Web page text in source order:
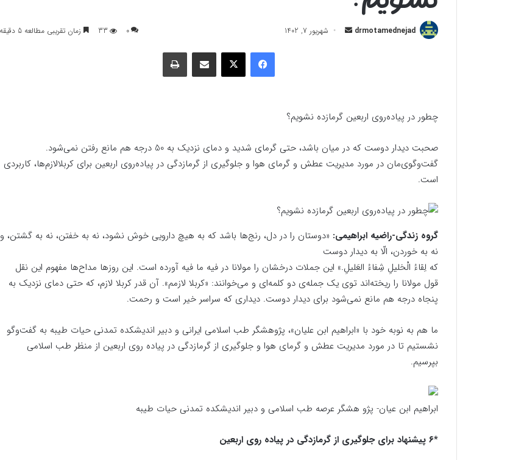
drmotamednejad
ارسال شهریور 7, 1402 0
33 زمان تقریبی مطالعه 5 دقیقه
فیسبوک ایکس اشتراک گذاری با ایمیل چاپ
چطور در پیاده‌روی اربعین گرمازده نشویم؟
صحبت دیدار دوست که در میان باشد، حتی گرمای شدید و دمای نزدیک به 50 درجه هم مانع رفتن نمی‌شود.
گفت‌وگوی‌مان در مورد مدیریت عطش و گرمای هوا و جلوگیری از گرمازدگی در پیاده‌روی اربعین برای کربلالازم‌ها، کاربردی
است.
گروه زندگی-راضیه ابراهیمی: «دوستان را در دل، رنج‌ها باشد که به هیچ دارویی خوش نشود، نه به خفتن، نه به گشتن، و
نه به خوردن، الّا به دیدار دوست
که لِقاءُ الْخلیلِ شِفاءُ العَلیلِ.» این جملات درخشان را مولانا در فیه ما فیه آورده است. این روز‌ها مداح‌ها مفهوم این نقل
قول مولانا را ریخته‌اند توی یک جمله‌ی دو کلمه‌ای و می‌خوانند: «کربلا لازمم». آن قدر کربلا لازم، که حتی دمای نزدیک به
پنجاه درجه هم مانع نمی‌شود برای دیدار دوست. دیداری که سراسر خیر است و رحمت.
ما هم به نوبه خود با «ابراهیم ابن علیان»، پژوهشگر طب اسلامی ایرانی و دبیر اندیشکده تمدنی حیات طیبه به گفت‌وگو
نشستیم تا در مورد مدیریت عطش و گرمای هوا و جلوگیری از گرمازدگی در پیاده روی اربعین از منظر طب اسلامی
بپرسیم.
ابراهیم ابن عیان- پژو هشگر عرصه طب اسلامی و دبیر اندیشکده تمدنی حیات طیبه
*۶ پیشنهاد برای جلوگیری از گرمازدگی در پیاده روی اربعین